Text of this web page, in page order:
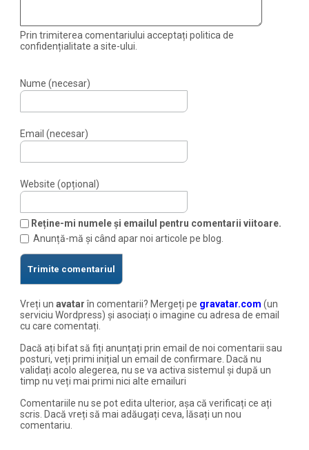
Prin trimiterea comentariului acceptați politica de
confidențialitate a site-ului.
Nume (necesar)
Email (necesar)
Website (opțional)
Reține-mi numele și emailul pentru comentarii viitoare.
Anunță-mă și când apar noi articole pe blog.
Vreți unavatarîn comentarii? Mergeți pe gravatar.com (un
serviciu Wordpress) și asociați o imagine cu adresa de email
cu care comentați.
Dacă ați bifat să fiți anunțați prin email de noi comentarii sau
posturi, veți primi inițial un email de confirmare. Dacă nu
validați acolo alegerea, nu se va activa sistemul și după un
timp nu veți mai primi nici alte emailuri
Comentariile nu se pot edita ulterior, așa că verificați ce ați
scris. Dacă vreți să mai adăugați ceva, lăsați un nou
comentariu.